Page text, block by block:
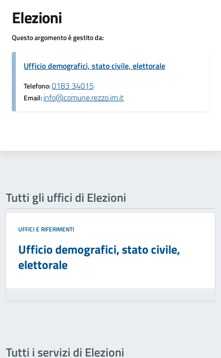
Elezioni
Questo argomento è gestito da:
Ufficio demografici, stato civile, elettorale
Telefono:0183 34015
Email:info@comune.rezzo.im.it
Tutti gli uffici di Elezioni
UFFICI E RIFERIMENTI
Ufficio demografici, stato civile,
elettorale
Tutti i servizi di Elezioni